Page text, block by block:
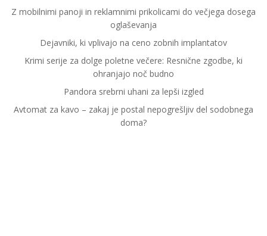
Z mobilnimi panoji in reklamnimi prikolicami do večjega dosega
oglaševanja
Dejavniki, ki vplivajo na ceno zobnih implantatov
Krimi serije za dolge poletne večere: Resnične zgodbe, ki
ohranjajo noč budno
Pandora srebrni uhani za lepši izgled
Avtomat za kavo – zakaj je postal nepogrešljiv del sodobnega
doma?